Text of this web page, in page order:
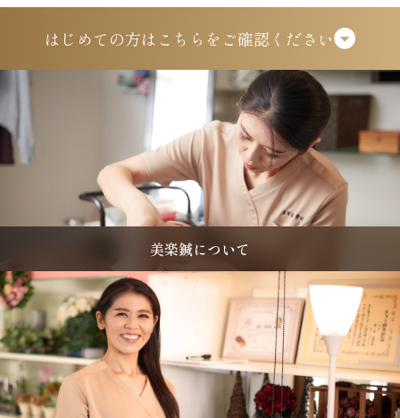
はじめての方は こちらをご確認ください
美楽鍼について